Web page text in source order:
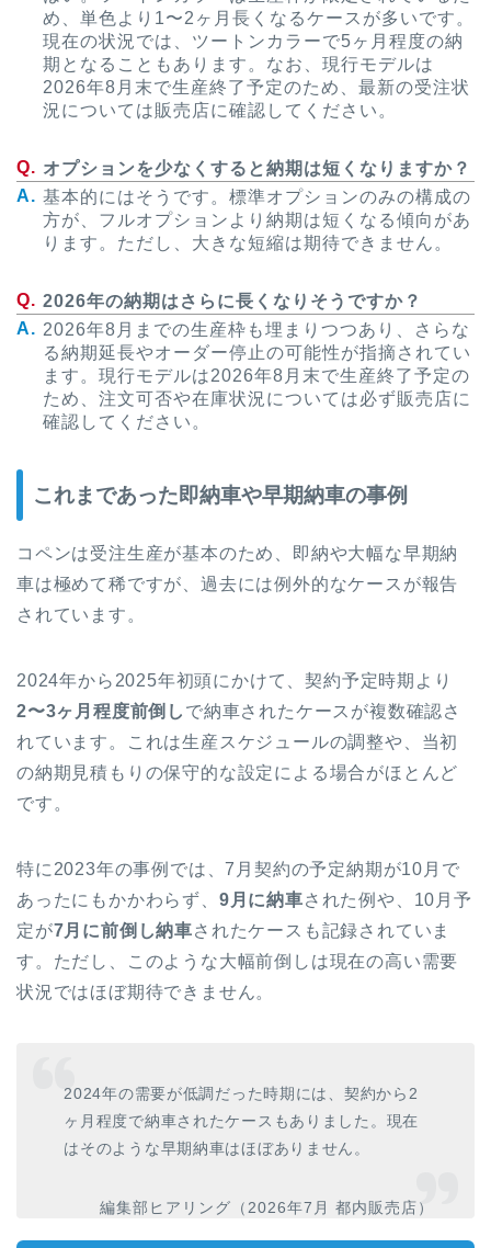
め、単色より1〜2ヶ月長くなるケースが多いです。
現在の状況では、ツートンカラーで5ヶ月程度の納
期となることもあります。なお、現行モデルは
2026年8月末で生産終了予定のため、最新の受注状
況については販売店に確認してください。
オプションを少なくすると納期は短くなりますか？
基本的にはそうです。標準オプションのみの構成の
方が、フルオプションより納期は短くなる傾向があ
ります。ただし、大きな短縮は期待できません。
2026年の納期はさらに長くなりそうですか？
2026年8月までの生産枠も埋まりつつあり、さらな
る納期延長やオーダー停止の可能性が指摘されてい
ます。現行モデルは2026年8月末で生産終了予定の
ため、注文可否や在庫状況については必ず販売店に
確認してください。
これまであった即納車や早期納車の事例
コペンは受注生産が基本のため、即納や大幅な早期納
車は極めて稀ですが、過去には例外的なケースが報告
されています。
2024年から2025年初頭にかけて、契約予定時期より
2〜3ヶ月程度前倒し で納車されたケースが複数確認さ
れています。これは生産スケジュールの調整や、当初
の納期見積もりの保守的な設定による場合がほとんど
です。
特に2023年の事例では、7月契約の予定納期が10月で
あったにもかかわらず、 9月に納車された例や、10月予
定が7月に前倒し納車されたケースも記録されていま
す。ただし、このような大幅前倒しは現在の高い需要
状況ではほぼ期待できません。
2024年の需要が低調だった時期には、契約から2
ヶ月程度で納車されたケースもありました。現在
はそのような早期納車はほぼありません。
編集部ヒアリング（2026年7月 都内販売店）